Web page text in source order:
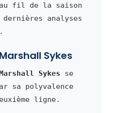
fil de la saison
analyses
Sykes
Sykes se
sa polyvalence
ligne.